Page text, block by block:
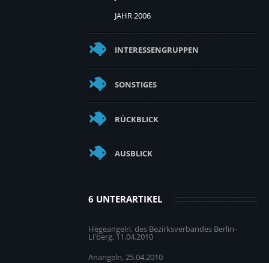
JAHR 2006
INTERESSENGRUPPEN
SONSTIGES
RÜCKBLICK
AUSBLICK
6 UNTERARTIKEL
Hegeangeln, des Bezirksverbandes Berlin-
Li'berg, 11.04.2010
Anangeln, 25.04.2010